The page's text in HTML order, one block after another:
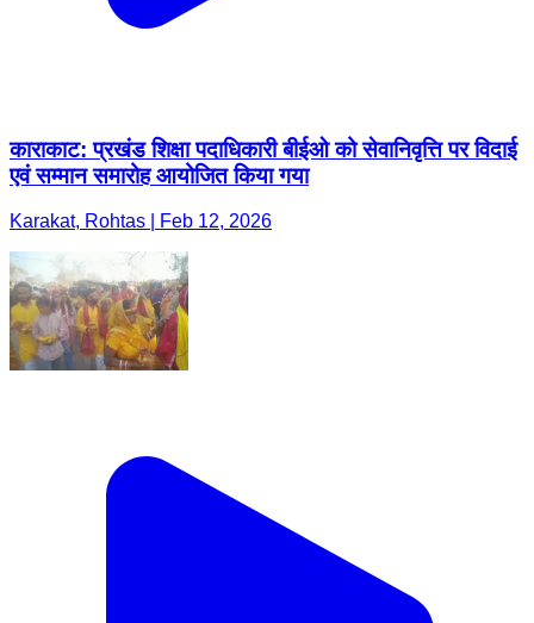
काराकाट: प्रखंड शिक्षा पदाधिकारी बीईओ को सेवानिवृत्ति पर विदाई
एवं सम्मान समारोह आयोजित किया गया
Karakat, Rohtas | Feb 12, 2026